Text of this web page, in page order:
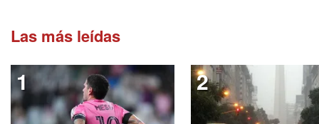
Las más leídas